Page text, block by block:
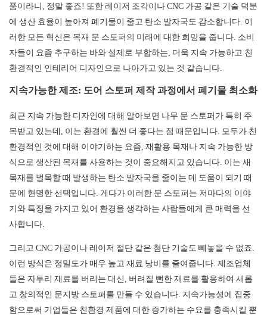
품이라니, 정말 좋죠! 또한 레이저 조각이나 CNC 가공 같은 기술 덕분
에 생산 효율이 높아져 폐기물이 줄고 탄소 발자국도 감소합니다. 이
러한 모든 혁신은 목재 문 스토퍼의 미래에 대한 희망을 줍니다. 소비
자들이 요즘 추구하는 바와 실제로 부합하는, 더욱 지속 가능하고 친
환경적인 인테리어 디자인으로 나아가고 있는 것 같습니다.
지속가능한 제조: 도어 스토퍼 제작 과정에서 폐기물 최소화
최근 지속 가능한 디자인에 대해 알아보면 나무 문 스토퍼가 특히 주
목받고 있는데, 이는 환경에 훨씬 더 좋다는 점 때문입니다. 모두가 친
환경적인 것에 대해 이야기하는 요즘, 재활용 목재나 지속 가능한 방
식으로 생산된 목재를 사용하는 것이 중요해지고 있습니다. 이는 새
목재를 벌목할 때 발생하는 탄소 발자국을 줄이는 데 도움이 되기 때
문에 현명한 선택입니다. 게다가 이러한 문 스토퍼는 저마다의 이야
기와 특징을 가지고 있어 환경을 생각하는 사람들에게 큰 매력을 선
사합니다.
그리고 CNC 가공이나 레이저 절단 같은 첨단 기술도 빼놓을 수 없죠.
이런 방식은 정밀도가 매우 높고 재료 낭비를 줄여줍니다. 제조업체
들은 자투리 재료를 버리는 대신, 버려질 뻔한 재료를 활용하여 새롭
고 창의적인 문지방 스토퍼를 만들 수 있습니다. 지속가능성에 집중
함으로써 기업들은 친환경 제품에 대한 증가하는 수요를 충족시킬 뿐